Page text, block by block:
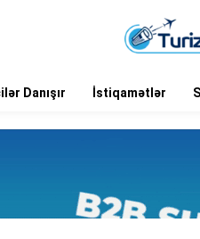
Danışır İstiqamətlər